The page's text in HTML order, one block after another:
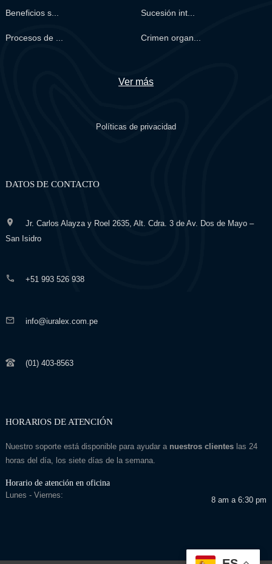
Beneficios s... Sucesión int...
Procesos de ... Crimen organ...
Ver más
Políticas de privacidad
DATOS DE CONTACTO
Jr. Carlos Alayza y Roel 2635, Alt. Cdra. 3 de Av. Dos de Mayo –
San Isidro
+51 993 526 938
info@iuralex.com.pe
(01) 403-8563
HORARIOS DE ATENCIÓN
Nuestro soporte está disponible para ayudar a nuestros clienteslas 24
horas del día, los siete días de la semana.
Horario de atención en oficina
Lunes - Viernes:
8 am a 6:30 pm